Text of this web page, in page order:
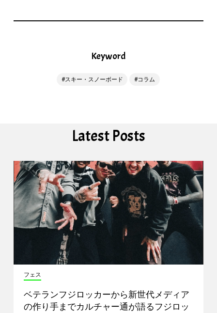
Keyword
スキー・スノーボード コラム
Latest Posts
フェス
ベテランフジロッカーから新世代メディア
の作り手までカルチャー通が語るフジロッ